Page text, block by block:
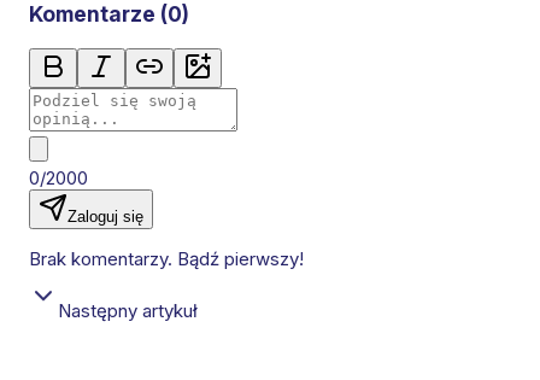
Komentarze (0)
0/2000
Zaloguj się
Brak komentarzy. Bądź pierwszy!
Następny artykuł